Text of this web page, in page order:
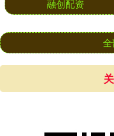
融创配资